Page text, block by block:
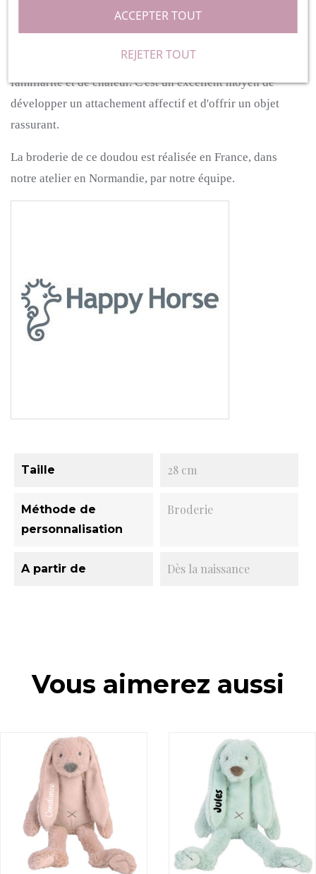
REJETER TOUT
ACCEPTER TOUT
unique entre lui et son doudou, apportant un sentiment de
familiarité et de chaleur. C'est un excellent moyen de
développer un attachement affectif et d'offrir un objet
rassurant.
La broderie de ce doudou est réalisée en France, dans
notre atelier en Normandie, par notre équipe.
Taille 28 cm
Méthode de
personnalisation
Broderie
A partir de Dès la naissance
Vous aimerez aussi